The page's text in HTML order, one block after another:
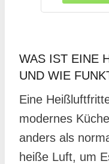
WAS IST EINE
ND WIE
Eine
modernes
anders als
heiße Luft, um